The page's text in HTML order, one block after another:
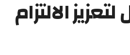
الالتزام